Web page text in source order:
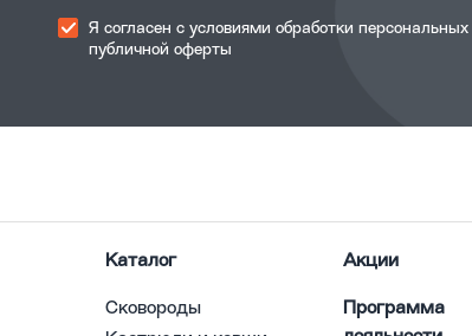
Я согласен с условиями обработки
публичной оферты
Каталог
Сковороды
Акции
Программа